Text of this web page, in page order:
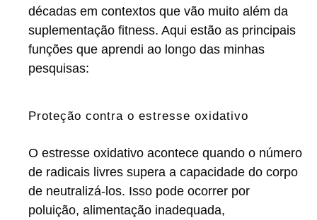
décadas em contextos que vão muito além da
suplementação fitness. Aqui estão as principais
funções que aprendi ao longo das minhas
pesquisas:
Proteção contra o estresse oxidativo
O estresse oxidativo acontece quando o número
de radicais livres supera a capacidade do corpo
de neutralizá-los. Isso pode ocorrer por
poluição, alimentação inadequada,